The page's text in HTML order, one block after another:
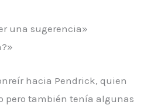
una sugerencia»
hacia Pendrick, quien
pero también tenía algunas